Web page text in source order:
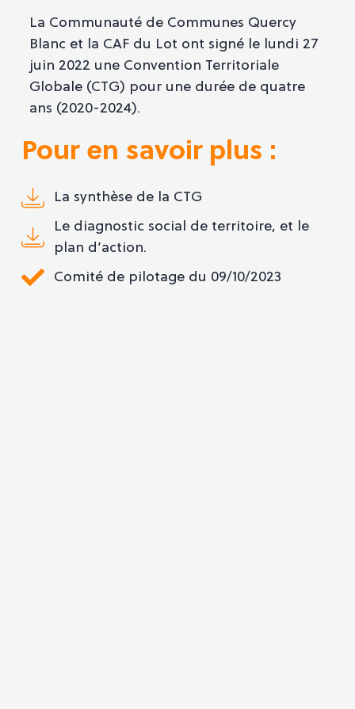
La Communauté de Communes Quercy
Blanc et la CAF du Lot ont signé le lundi 27
juin 2022 une Convention Territoriale
Globale (CTG) pour une durée de quatre
ans (2020-2024).
Pour en savoir plus :
La synthèse de la CTG
Le diagnostic social de territoire, et le
plan d’action.
Comité de pilotage du 09/10/2023